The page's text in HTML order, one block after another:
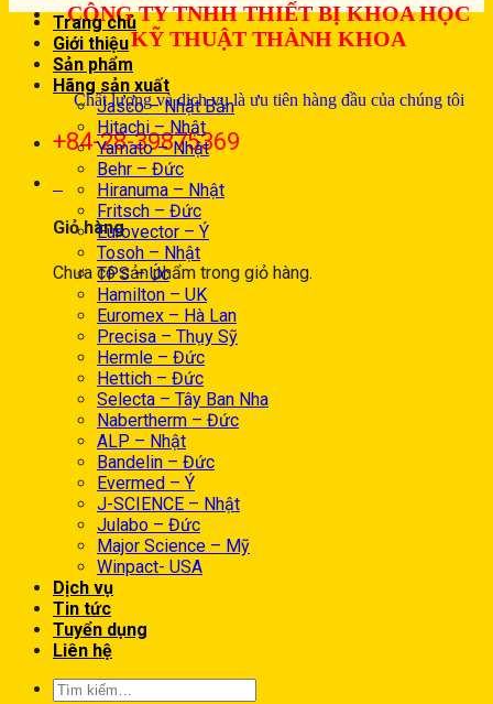
CÔNG TY TNHH THIẾT BỊ KHOA HỌC
KỸ THUẬT THÀNH KHOA
Chất lượng và dịch vụ là ưu tiên hàng đầu của chúng tôi
+84-28-39875369
Giỏ hàng
Chưa có sản phẩm trong giỏ hàng.
Trang chủ
Giới thiệu
Sản phẩm
Hãng sản xuất
Jasco – Nhật Bản
Hitachi – Nhật
Yamato – Nhật
Behr – Đức
Hiranuma – Nhật
Fritsch – Đức
Eurovector – Ý
Tosoh – Nhật
TPS – Úc
Hamilton – UK
Euromex – Hà Lan
Precisa – Thụy Sỹ
Hermle – Đức
Hettich – Đức
Selecta – Tây Ban Nha
Nabertherm – Đức
ALP – Nhật
Bandelin – Đức
Evermed – Ý
J-SCIENCE – Nhật
Julabo – Đức
Major Science – Mỹ
Winpact- USA
Dịch vụ
Tin tức
Tuyển dụng
Liên hệ